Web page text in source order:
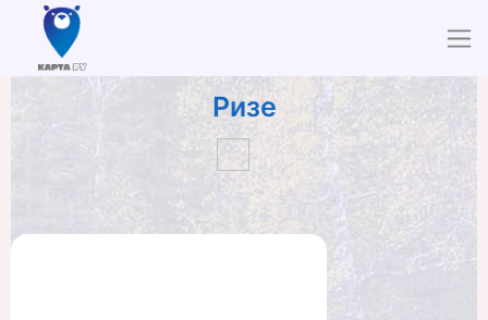
Ризе